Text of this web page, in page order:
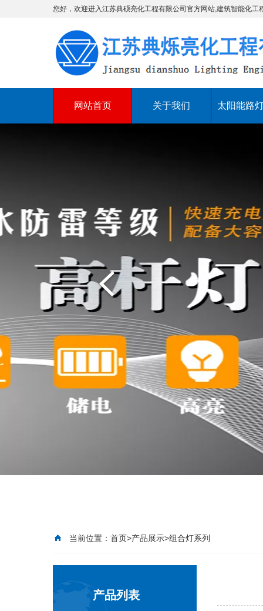
您好，欢迎进入江苏典硕亮化工程有限公司官方网站,建筑智能化工
网站首页 关于我们 太阳能路
当前位置： 首页>产品展示>组合灯系列
产品列表